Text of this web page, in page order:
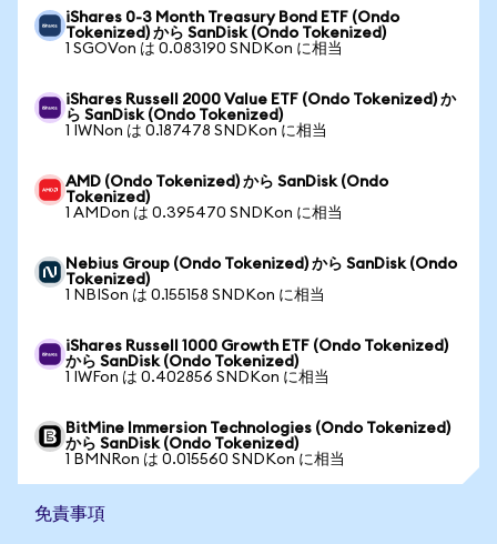
iShares 0-3 Month Treasury Bond ETF (Ondo
Tokenized) から SanDisk (Ondo Tokenized)
1 SGOVon は 0.083190 SNDKon に相当
iShares Russell 2000 Value ETF (Ondo Tokenized) か
ら SanDisk (Ondo Tokenized)
1 IWNon は 0.187478 SNDKon に相当
AMD (Ondo Tokenized) から SanDisk (Ondo
Tokenized)
1 AMDon は 0.395470 SNDKon に相当
Nebius Group (Ondo Tokenized) から SanDisk (Ondo
Tokenized)
1 NBISon は 0.155158 SNDKon に相当
iShares Russell 1000 Growth ETF (Ondo Tokenized)
から SanDisk (Ondo Tokenized)
1 IWFon は 0.402856 SNDKon に相当
BitMine Immersion Technologies (Ondo Tokenized)
から SanDisk (Ondo Tokenized)
1 BMNRon は 0.015560 SNDKon に相当
免責事項